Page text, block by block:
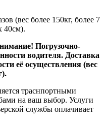
(вес более 150кг, более 7
40см).
Погрузочно-
водителя. Доставка
её осуществления (вес
траснпортными
на ваш выбор. Услуги
службы оплачивает